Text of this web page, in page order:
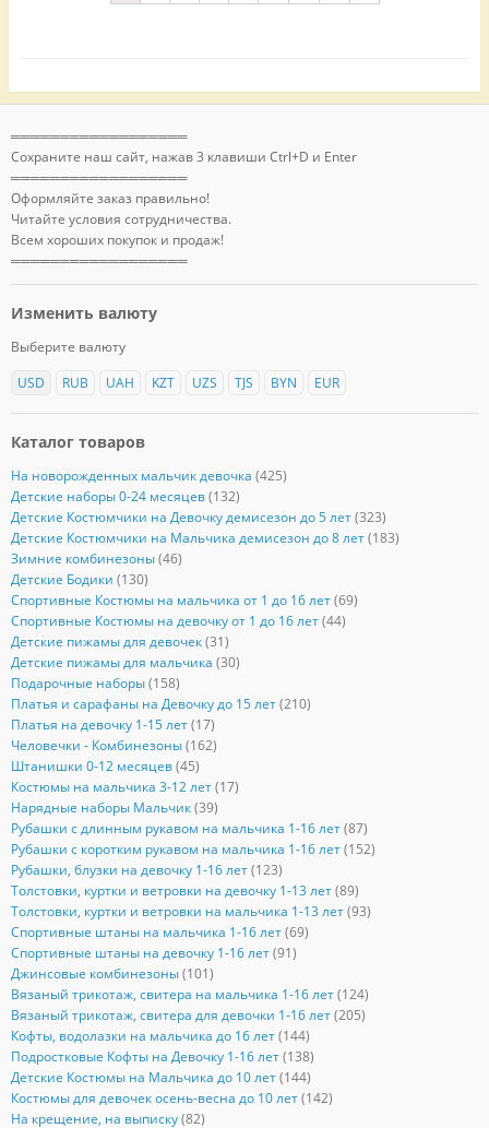
══════════════════
Сохраните наш сайт, нажав 3 клавиши Ctrl+D и Enter
══════════════════
Оформляйте заказ правильно!
Читайте условия сотрудничества.
Всем хороших покупок и продаж!
══════════════════
Изменить валюту
Выберите валюту
USD
RUB UAH KZT UZS TJS BYN EUR
Каталог товаров
На новорожденных мальчик девочка (425)
Детские наборы 0-24 месяцев (132)
Детские Костюмчики на Девочку демисезон до 5 лет (323)
Детские Костюмчики на Мальчика демисезон до 8 лет (183)
Зимние комбинезоны (46)
Детские Бодики (130)
Спортивные Костюмы на мальчика от 1 до 16 лет (69)
Спортивные Костюмы на девочку от 1 до 16 лет (44)
Детские пижамы для девочек (31)
Детские пижамы для мальчика (30)
Подарочные наборы (158)
Платья и сарафаны на Девочку до 15 лет (210)
Платья на девочку 1-15 лет (17)
Человечки - Комбинезоны (162)
Штанишки 0-12 месяцев (45)
Костюмы на мальчика 3-12 лет (17)
Нарядные наборы Мальчик (39)
Рубашки с длинным рукавом на мальчика 1-16 лет (87)
Рубашки с коротким рукавом на мальчика 1-16 лет (152)
Рубашки, блузки на девочку 1-16 лет (123)
Толстовки, куртки и ветровки на девочку 1-13 лет (89)
Толстовки, куртки и ветровки на мальчика 1-13 лет (93)
Спортивные штаны на мальчика 1-16 лет (69)
Спортивные штаны на девочку 1-16 лет (91)
Джинсовые комбинезоны (101)
Вязаный трикотаж, свитера на мальчика 1-16 лет (124)
Вязаный трикотаж, свитера для девочки 1-16 лет (205)
Кофты, водолазки на мальчика до 16 лет (144)
Подростковые Кофты на Девочку 1-16 лет (138)
Детские Костюмы на Мальчика до 10 лет (144)
Костюмы для девочек осень-весна до 10 лет (142)
На крещение, на выписку (82)